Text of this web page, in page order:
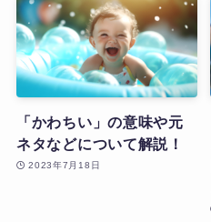
「かわちい」の意味や元
ネタなどについて解説！
2023年7月18日